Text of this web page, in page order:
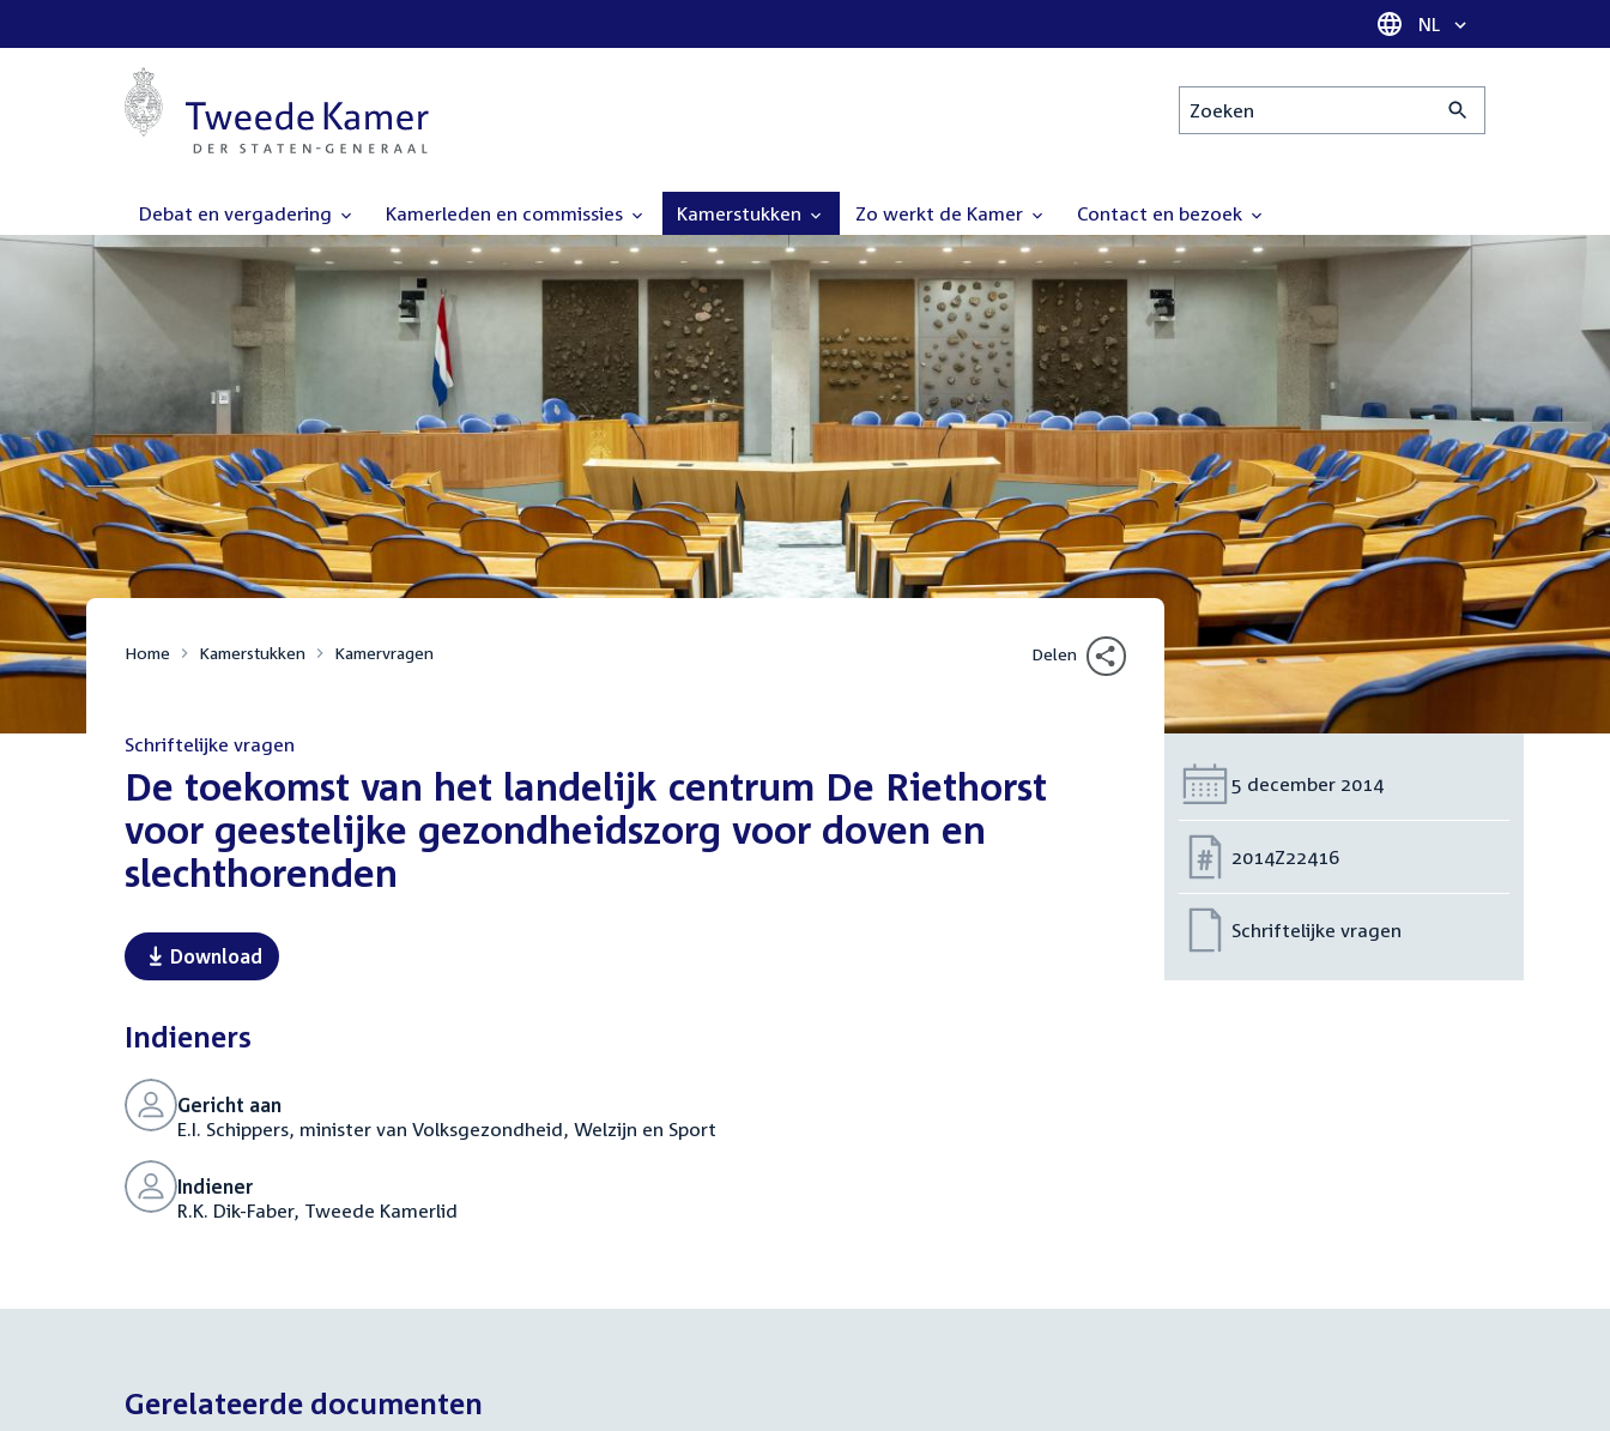
Taal selectie
NL
Zoeken
Debat en vergadering Kamerleden en commissies Kamerstukken Zo werkt de Kamer Contact en bezoek
Home Kamerstukken Kamervragen Delen
Schriftelijke vragen
:De toekomst van het landelijk centrum De Riethorst
voor geestelijke gezondheidszorg voor doven en
slechthorenden
Download
Indieners
Gericht aan
E.I. Schippers, minister van Volksgezondheid, Welzijn en Sport
Indiener
R.K. Dik-Faber, Tweede Kamerlid
Datum:
5 december 2014
Nummer:
2014Z22416
Schriftelijke vragen
Gerelateerde documenten